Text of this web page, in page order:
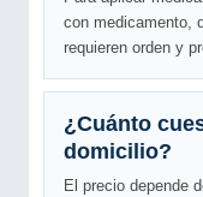
con medicamento,
requieren orden y
¿Cuánto
domicilio?
El precio depende